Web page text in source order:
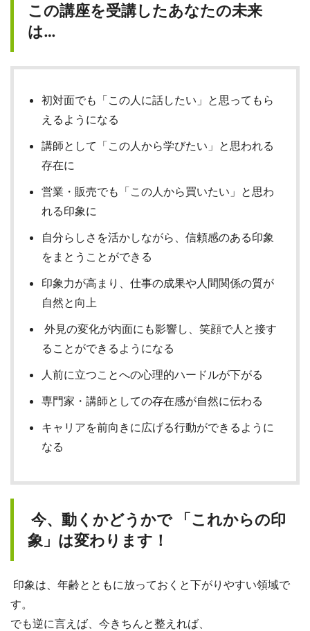
この講座を受講したあなたの未来
は…
初対面でも「この人に話したい」と思ってもら
えるようになる
講師として「この人から学びたい」と思われる
存在に
営業・販売でも「この人から買いたい」と思わ
れる印象に
自分らしさを活かしながら、信頼感のある印象
をまとうことができる
印象力が高まり、仕事の成果や人間関係の質が
自然と向上
外見の変化が内面にも影響し、笑顔で人と接す
ることができるようになる
人前に立つことへの心理的ハードルが下がる
専門家・講師としての存在感が自然に伝わる
キャリアを前向きに広げる行動ができるように
なる
今、動くかどうかで 「これからの印
象」は変わります！
印象は、年齢とともに放っておくと下がりやすい領域で
す。
でも逆に言えば、今きちんと整えれば、